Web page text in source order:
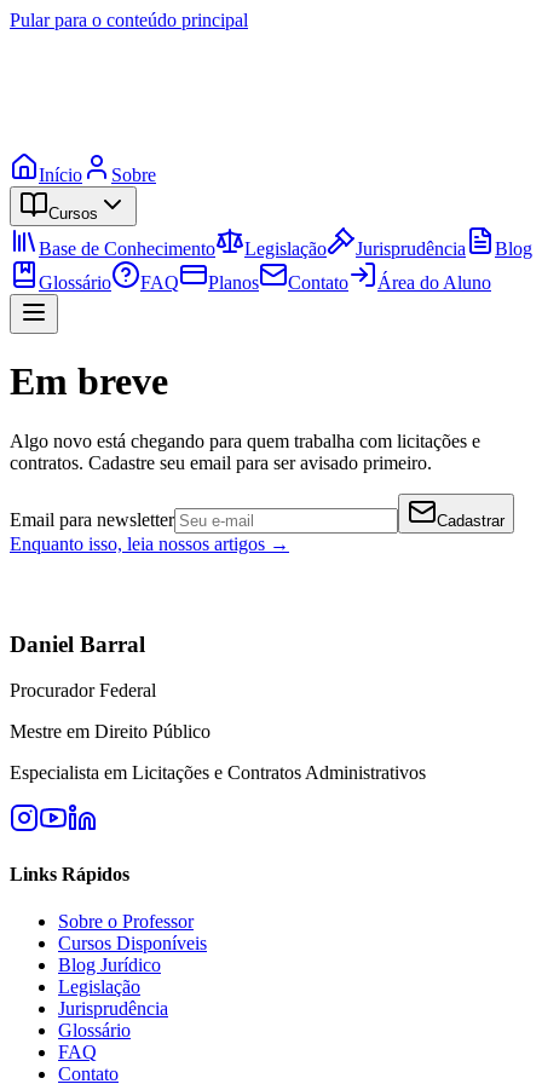
Pular para o conteúdo principal
Início Sobre
Cursos
Base de Conhecimento Legislação Jurisprudência
Blog
Glossário
FAQ Planos Contato Área do Aluno
Em breve
Algo novo está chegando para quem trabalha com licitações e
contratos. Cadastre seu email para ser avisado primeiro.
Email para newsletter Cadastrar
Enquanto isso, leia nossos artigos →
Daniel Barral
Procurador Federal
Mestre em Direito Público
Especialista em Licitações e Contratos Administrativos
Links Rápidos
Sobre o Professor
Cursos Disponíveis
Blog Jurídico
Legislação
Jurisprudência
Glossário
FAQ
Contato